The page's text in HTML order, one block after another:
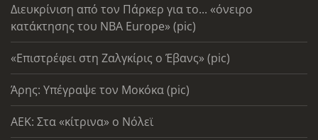
Διευκρίνιση από τον Πάρκερ για το... «όνειρο
κατάκτησης του ΝΒΑ Europe» (pic)
«Επιστρέφει στη Ζαλγκίρις ο Έβανς» (pic)
Άρης: Υπέγραψε τον Μοκόκα (pic)
AEK: Στα «κίτρινα» ο Νόλεϊ